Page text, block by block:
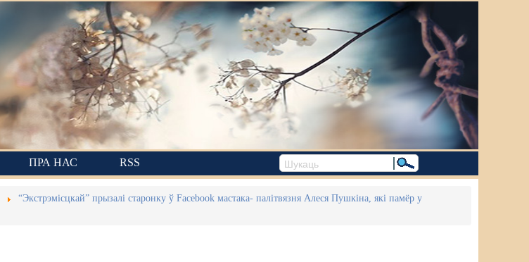
ПРА НАС RSS
“Экстрэмісцкай” прызалі старонку ў Facebook мастака- палітвязня Алеся Пушкіна, які памёр у